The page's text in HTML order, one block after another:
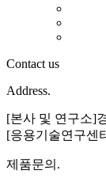
Contact us
Address.
[본사 및 연구소]
[응용기술연구센
제품문의.